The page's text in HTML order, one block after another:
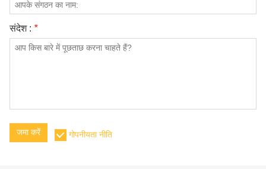
संदेश : *
जमा करें गोपनीयता नीति